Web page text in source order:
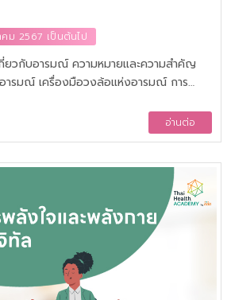
ม 2567 เป็นต้นไป
ยวกับอารมณ์ ความหมายและความสำคัญ
รมณ์ เครื่องมือวงล้อแห่งอารมณ์ การ
ณ์ วิชา
รกับอารมณ์ในชีวิตประจำวัน เข้าใจความ
กซึ้งมากขึ้นซึ่งเป็นสิ่งสำคัญในการพัฒนา
สัมพันธ์ที่ดีกับผู้อื่น สามารถเรียนรู้การตอบ
งและผู้อื่นได้อย่างถูกต้องเหมาะสม
การณ์ต่าง ๆ และช่วยสร้างความสมดุลใน
ย่างมีความสุข
อ่านต่อ